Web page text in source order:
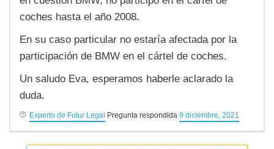
coches hasta el año 2008.
En su caso particular no estaría afectada por la
participación de BMW en el cártel de coches.
Un saludo Eva, esperamos haberle aclarado la
duda.
Experto de Futur Legal Pregunta respondida 9 diciembre, 2021